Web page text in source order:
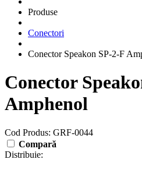
Produse
Conectori
Conector Speakon SP-2-F
Conector
Amphenol
Cod Produs: GRF-0044
Compară
Distribuie: